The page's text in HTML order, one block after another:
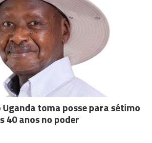
toma posse para sétimo
40 anos no poder